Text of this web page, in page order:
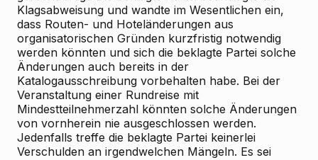
Klagsabweisung und wandte im Wesentlichen ein,
dass Routen- und Hoteländerungen aus
organisatorischen Gründen kurzfristig notwendig
werden könnten und sich die beklagte Partei solche
Änderungen auch bereits in der
Katalogausschreibung vorbehalten habe. Bei der
Veranstaltung einer Rundreise mit
Mindestteilnehmerzahl könnten solche Änderungen
von vornherein nie ausgeschlossen werden.
Jedenfalls treffe die beklagte Partei keinerlei
Verschulden an irgendwelchen Mängeln. Es sei